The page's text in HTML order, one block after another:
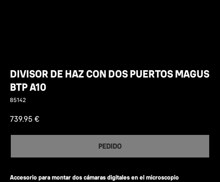
DIVISOR DE HAZ CON DOS PUERTOS MAGUS
BTP A10
85142
739.95 €
PEDIDO
Accesorio para montar dos cámaras digitales en el microscopio